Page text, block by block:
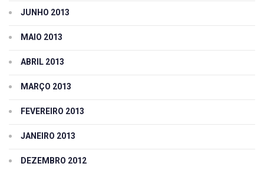
JUNHO 2013
MAIO 2013
ABRIL 2013
MARÇO 2013
FEVEREIRO 2013
JANEIRO 2013
DEZEMBRO 2012